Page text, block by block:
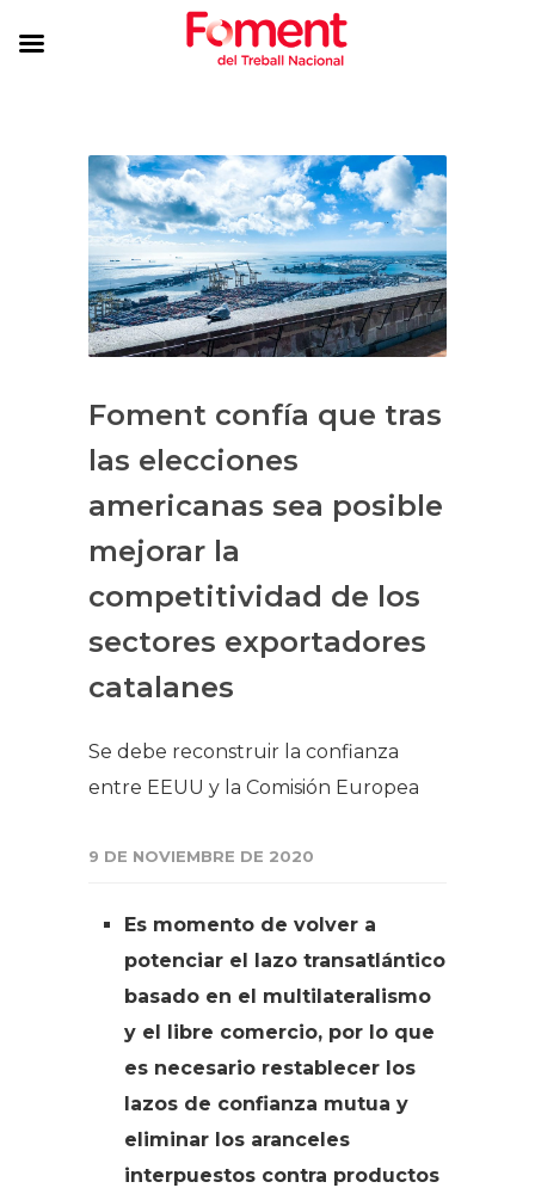
Foment confía que tras
las elecciones
americanas sea posible
mejorar la
competitividad de los
sectores exportadores
catalanes
Se debe reconstruir la confianza
entre EEUU y la Comisión Europea
9 DE NOVIEMBRE DE 2020
Es momento de volver a
potenciar el lazo transatlántico
basado en el multilateralismo
y el libre comercio, por lo que
es necesario restablecer los
lazos de confianza mutua y
eliminar los aranceles
interpuestos contra productos